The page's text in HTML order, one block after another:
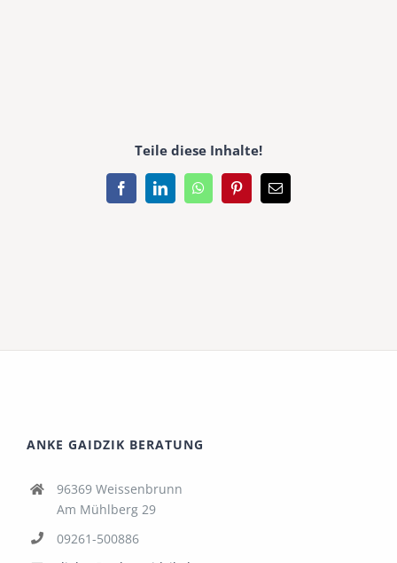
Teile diese Inhalte!
FacebookLinkedInWhatsAppPinterest
E-
Mail
ANKE GAIDZIK BERATUNG
96369 Weissenbrunn
Am Mühlberg 29
09261-500886